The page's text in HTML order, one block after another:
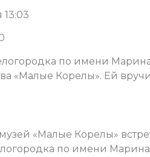
13:03
по имени
«Малые Корелы». Ей
«Малые Корелы»
по имени